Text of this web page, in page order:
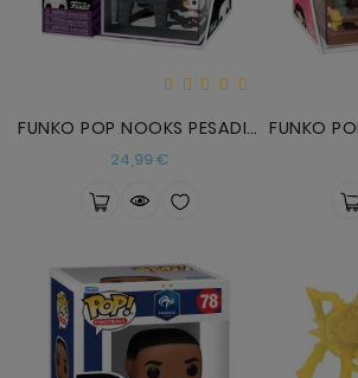
FUNKO POP NOOKS PESADILLA
24,99 €